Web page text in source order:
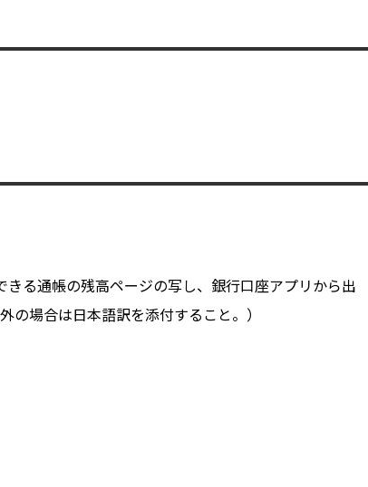
る通帳の残高ページの写し、銀行口座アプリから出
場合は日本語訳を添付すること。）